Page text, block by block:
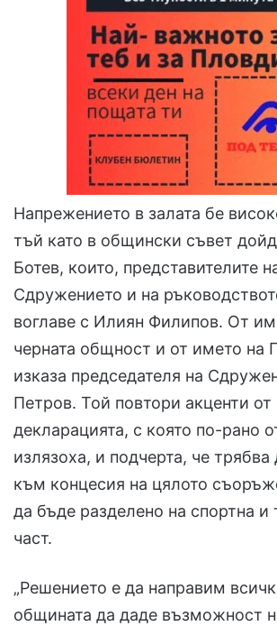
Напрежението в залата бе
тъй като в общински съвет
Ботев, които, представителите
Сдружението и на
воглаве с Илиян Филипов. От
черната общност и от името на
изказа председателя на
Петров. Той повтори акценти от
декларацията, с която по-рано
излязоха, и подчерта, че трябва
към концесия на цялото
да бъде разделено на спортна и
част.
„Решението е да направим
общината да даде възможност